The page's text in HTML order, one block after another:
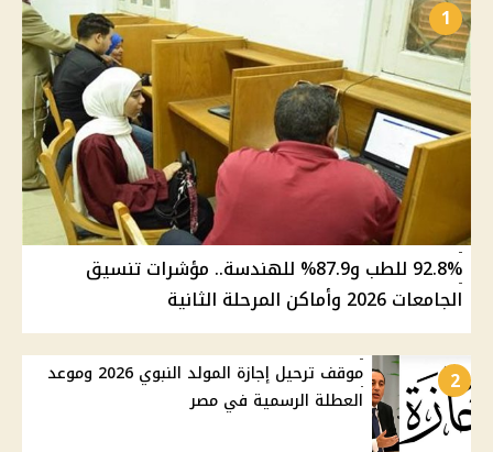
1
92.8% للطب و87.9% للهندسة.. مؤشرات تنسيق
الجامعات 2026 وأماكن المرحلة الثانية
2
موقف ترحيل إجازة المولد النبوي 2026 وموعد
العطلة الرسمية في مصر